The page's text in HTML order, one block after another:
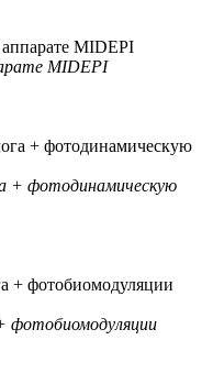
MIDEPI
+ фотодинамическую
фотобиомодуляции